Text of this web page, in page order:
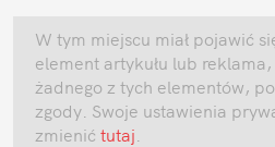
W tym miejscu miał pojawić
element artykułu lub
żadnego z tych elementów,
zgody. Swoje ustawienia
zmienić tutaj